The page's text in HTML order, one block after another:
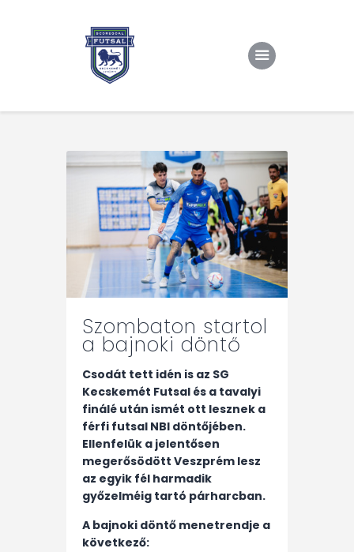
Rólunk/TAO
Eredmények, csapat
Hírek
Kapcsolat
Szombaton startol
a bajnoki döntő
Csodát tett idén is az SG
Kecskemét Futsal és a tavalyi
finálé után ismét ott lesznek a
férfi futsal NBI döntőjében.
Ellenfelük a jelentősen
megerősödött Veszprém lesz
az egyik fél harmadik
győzelméig tartó párharcban.
A bajnoki döntő menetrendje a
következő: